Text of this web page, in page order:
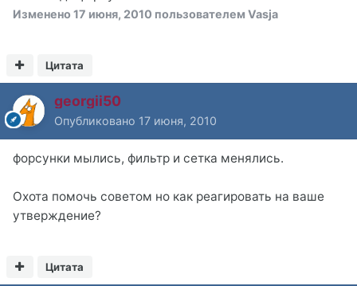
Изменено 17 июня, 2010 пользователем Vasja
Цитата
georgii50
Опубликовано 17 июня, 2010
форсунки мылись, фильтр и сетка менялись.
Охота помочь советом но как реагировать на ваше
утверждение?
Цитата